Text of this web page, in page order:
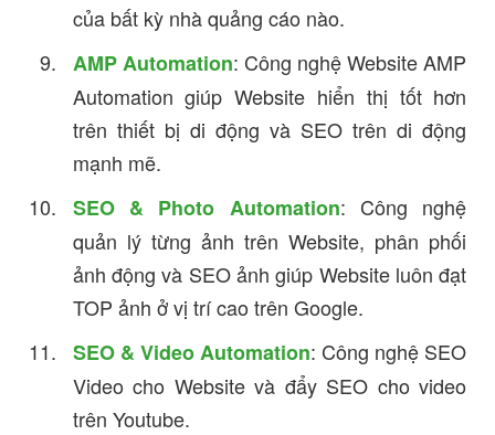
của bất kỳ nhà quảng cáo nào.
AMP Automation: Công nghệ Website AMP
Automation giúp Website hiển thị tốt hơn
trên thiết bị di động và SEO trên di động
mạnh mẽ.
SEO & Photo Automation: Công nghệ
quản lý từng ảnh trên Website, phân phối
ảnh động và SEO ảnh giúp Website luôn đạt
TOP ảnh ở vị trí cao trên Google.
SEO & Video Automation: Công nghệ SEO
Video cho Website và đẩy SEO cho video
trên Youtube.